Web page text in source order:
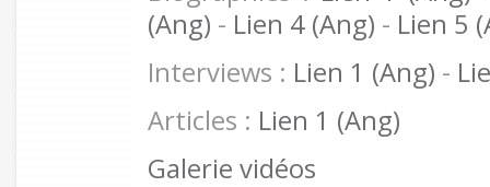
(Ang) - Lien 4 (Ang) - Lien 5
Interviews : Lien 1 (Ang) -
Articles : Lien 1 (Ang)
Galerie vidéos